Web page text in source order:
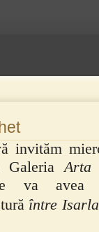
invităm
GaleriaArta
va avea
între